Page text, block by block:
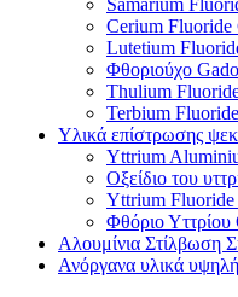
Cerium Fluoride
Lutetium
Φθοριούχο
Thulium
Terbium
Υλικά επίστρωσης
Yttrium
Οξείδιο του
Yttrium
Φθόριο Υττρίου
Αλουμίνια Στίλβωση
Ανόργανα υλικά